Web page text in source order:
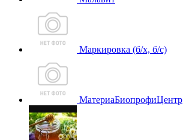
Маркировка (б/х, б/с)
МатериаБиопрофиЦентр